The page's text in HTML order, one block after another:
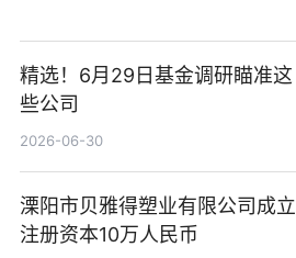
精选！6月29日基金调研瞄准这
些公司
2026-06-30
溧阳市贝雅得塑业有限公司成立
注册资本10万人民币